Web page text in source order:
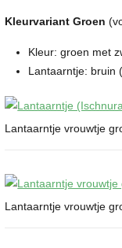
Kleurvariant Groen
Kleur: groen met
Lantaarntje: bruin
Lantaarntje vrouwtje
Lantaarntje vrouwtje